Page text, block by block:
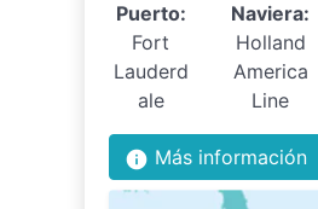
Puerto:
Fort
Lauderd
ale
Naviera:
Holland
America
Line
info Más información